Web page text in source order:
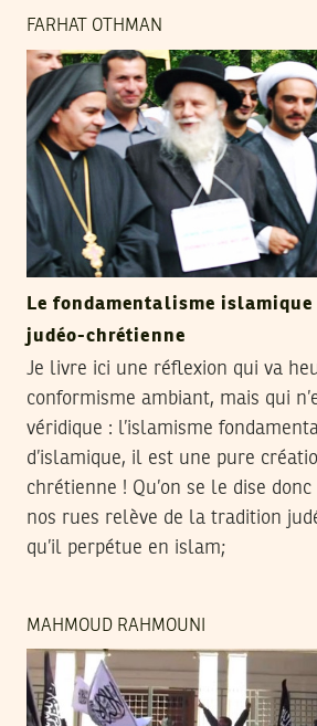
FARHAT OTHMAN
Le fondamentalisme
judéo-chrétienne
Je livre ici une réflexion qui va
conformisme ambiant, mais qui
véridique : l’islamisme
d’islamique, il est une pure
chrétienne ! Qu’on se le dise
nos rues relève de la tradition
qu’il perpétue en islam;
MAHMOUD RAHMOUNI